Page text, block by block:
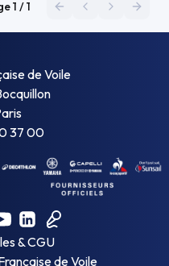
1 /1 Première page
PagePage
de Voile
37 00
& CGU
de Voile